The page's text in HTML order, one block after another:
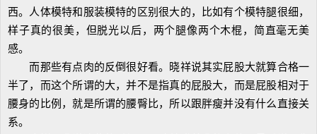
西。人体模特和服装模特的区别很大的，比如有个模特腿很细，
样子真的很美，但脱光以后，两个腿像两个木棍，简直毫无美
感。
而那些有点肉的反倒很好看。晓祥说其实屁股大就算合格一
半了，而这个所谓的大，并不是指真的屁股大，而是屁股相对于
腰身的比例，就是所谓的腰臀比，所以跟胖瘦并没有什么直接关
系。